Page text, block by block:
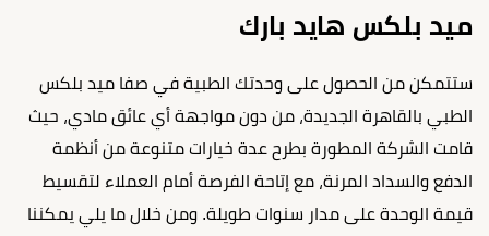
ميد بلكس هايد بارك
ستتمكن من الحصول على وحدتك الطبية في صفا ميد بلكس
الطبي بالقاهرة الجديدة، من دون مواجهة أي عائق مادي، حيث
قامت الشركة المطورة بطرح عدة خيارات متنوعة من أنظمة
الدفع والسداد المرنة، مع إتاحة الفرصة أمام العملاء لتقسيط
قيمة الوحدة على مدار سنوات طويلة. ومن خلال ما يلي يمكننا